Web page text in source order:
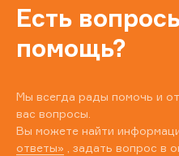
Есть
помощь?
Мы всегда рады помочь и
вас вопросы.
Вы можете найти
ответы» , задать вопрос в